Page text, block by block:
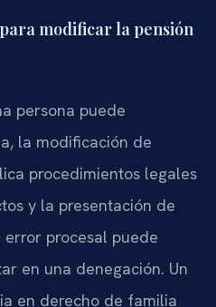
modificar la pensión
persona puede
la modificación de
procedimientos legales
y la presentación de
procesal puede
en una denegación. Un
en derecho de familia